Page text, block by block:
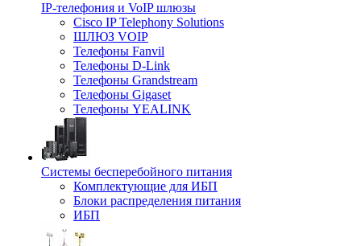
IP-телефония и VoIP шлюзы
Cisco IP Telephony Solutions
ШЛЮЗ VOIP
Телефоны Fanvil
Телефоны D-Link
Телефоны Grandstream
Телефоны Gigaset
Телефоны YEALINK
Системы бесперебойного питания
Комплектующие для ИБП
Блоки распределения питания
ИБП